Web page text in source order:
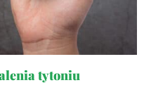
tytoniu